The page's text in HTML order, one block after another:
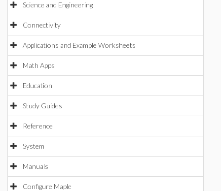
Science and Engineering
Connectivity
Applications and Example Worksheets
Math Apps
Education
Study Guides
Reference
System
Manuals
Configure Maple